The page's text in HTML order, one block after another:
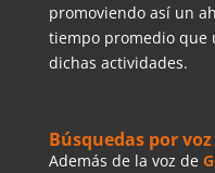
promoviendo así un
tiempo promedio que
dichas actividades.
Búsquedas por voz
Además de la voz de